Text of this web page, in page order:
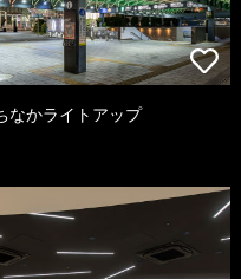
なかライトアップ